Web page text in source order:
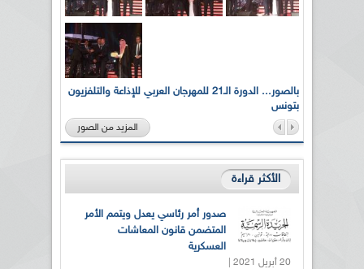
بالصور... الدورة الـ21 للمهرجان العربي للإذاعة والتلفزيون
بتونس
المزيد من الصور
الأكثر قراءة
صدور أمر رئاسي يعدل ويتمم الأمر
المتضمن قانون المعاشات
العسكرية
20 أبريل 2021 |